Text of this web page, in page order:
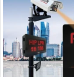
Blog
Services